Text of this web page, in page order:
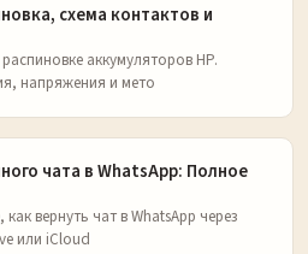
схема контактов и
аккумуляторов HP.
напряжения и мето
чата в WhatsApp: Полное
вернуть чат в WhatsApp через
или iCloud